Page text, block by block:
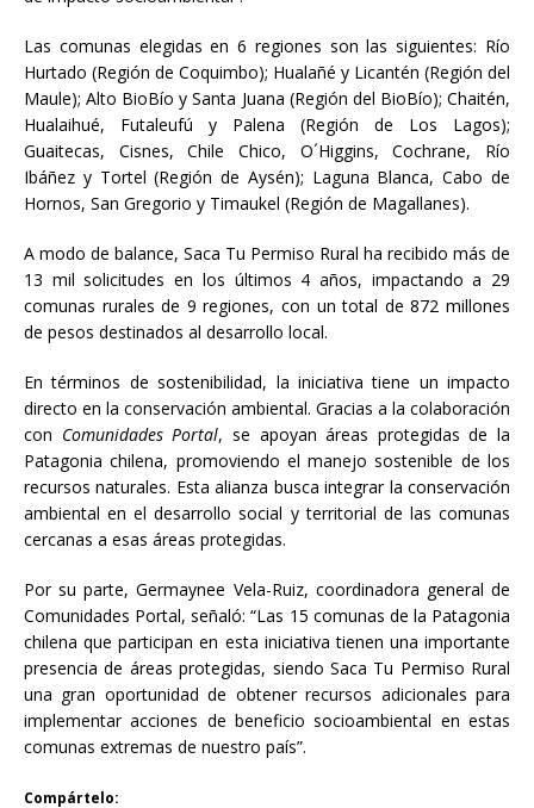
Las comunas elegidas en 6 regiones son las siguientes: Río
Hurtado (Región de Coquimbo); Hualañé y Licantén (Región del
Maule); Alto BioBío y Santa Juana (Región del BioBío); Chaitén,
Hualaihué, Futaleufú y Palena (Región de Los Lagos);
Guaitecas, Cisnes, Chile Chico, O´Higgins, Cochrane, Río
Ibáñez y Tortel (Región de Aysén); Laguna Blanca, Cabo de
Hornos, San Gregorio y Timaukel (Región de Magallanes).
A modo de balance, Saca Tu Permiso Rural ha recibido más de
13 mil solicitudes en los últimos 4 años, impactando a 29
comunas rurales de 9 regiones, con un total de 872 millones
de pesos destinados al desarrollo local.
En términos de sostenibilidad, la iniciativa tiene un impacto
directo en la conservación ambiental. Gracias a la colaboración
con Comunidades Portal, se apoyan áreas protegidas de la
Patagonia chilena, promoviendo el manejo sostenible de los
recursos naturales. Esta alianza busca integrar la conservación
ambiental en el desarrollo social y territorial de las comunas
cercanas a esas áreas protegidas.
Por su parte, Germaynee Vela-Ruiz, coordinadora general de
Comunidades Portal, señaló: “Las 15 comunas de la Patagonia
chilena que participan en esta iniciativa tienen una importante
presencia de áreas protegidas, siendo Saca Tu Permiso Rural
una gran oportunidad de obtener recursos adicionales para
implementar acciones de beneficio socioambiental en estas
comunas extremas de nuestro país”.
Compártelo: